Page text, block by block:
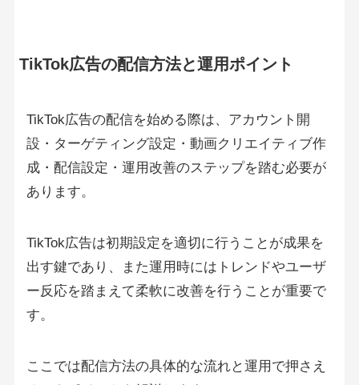
TikTok広告の配信方法と運用ポイント
TikTok広告の配信を始める際は、アカウント開
設・ターゲティング設定・動画クリエイティブ作
成・配信設定・運用改善のステップを踏む必要が
あります。
TikTok広告は初期設定を適切に行うことが成果を
出す鍵であり、また運用時にはトレンドやユーザ
ー反応を踏まえて柔軟に改善を行うことが重要で
す。
ここでは配信方法の具体的な流れと運用で押さえ